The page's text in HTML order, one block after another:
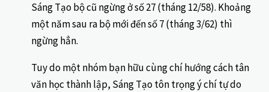
Sáng Tạo bộ cũ ngừng ở số 27 (tháng 12/58). Khoảng
một năm sau ra bộ mới đến số 7 (tháng 3/62) thì
ngừng hẳn.
Tuy do một nhóm bạn hữu cùng chí hướng cách tân
văn học thành lập, Sáng Tạo tôn trọng ý chí tự do